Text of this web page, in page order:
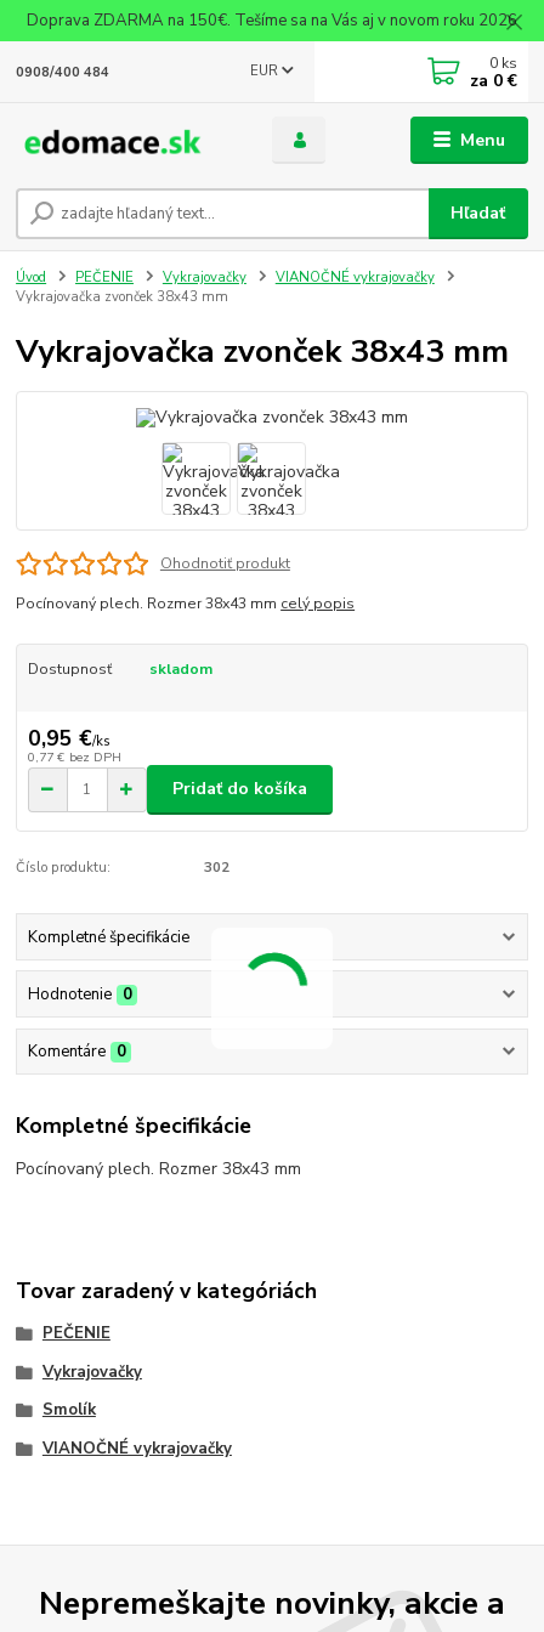
Doprava ZDARMA na 150€. Tešíme sa na Vás aj v novom roku 2026
Menu
EUR
Hľadať
0908/400 484 0 ks
za 0 €
Úvod PEČENIE Vykrajovačky
VIANOČNÉ vykrajovačky
Vykrajovačka zvonček 38x43 mm
Vykrajovačka zvonček 38x43 mm
Ohodnotiť produkt
Pocínovaný plech. Rozmer 38x43 mm celý popis
Dostupnosť skladom
0,95 €/ks
0,77 € bez DPH
Pridať do košíka
Číslo produktu: 302
Kompletné špecifikácie
Hodnotenie 0
Komentáre 0
Kompletné špecifikácie
Pocínovaný plech. Rozmer 38x43 mm
Tovar zaradený v kategóriách
PEČENIE
Vykrajovačky
Smolík
VIANOČNÉ vykrajovačky
Nepremeškajte novinky, akcie a